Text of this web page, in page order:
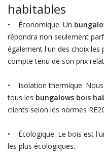
habitables
• Économique. Un
répondra non seulement
également l'un des choix les
compte tenu de son prix
• Isolation thermique.
tous les bungalows bois
clients selon les normes
• Écologique. Le bois est
les plus écologiques.